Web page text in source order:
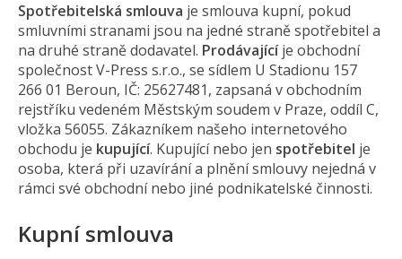
Spotřebitelská smlouva je smlouva kupní, pokud
smluvními stranami jsou na jedné straně spotřebitel a
na druhé straně dodavatel. Prodávajícíje obchodní
společnost V-Press s.r.o., se sídlem U Stadionu 157
266 01 Beroun, IČ: 25627481, zapsaná v obchodním
rejstříku vedeném Městským soudem v Praze, oddíl C,
vložka 56055. Zákazníkem našeho internetového
obchodu je kupující. Kupující nebo jen spotřebitel je
osoba, která při uzavírání a plnění smlouvy nejedná v
rámci své obchodní nebo jiné podnikatelské činnosti.
Kupní smlouva